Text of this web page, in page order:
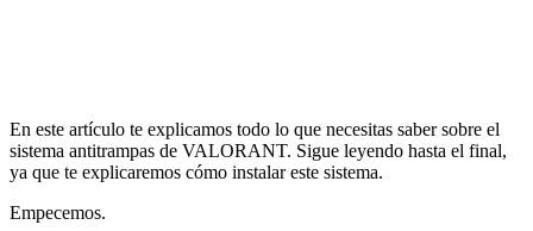
En este artículo te explicamos todo lo que necesitas saber sobre el
sistema antitrampas de VALORANT. Sigue leyendo hasta el final,
ya que te explicaremos cómo instalar este sistema.
Empecemos.